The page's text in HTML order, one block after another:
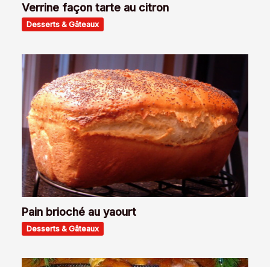
Verrine façon tarte au citron
Desserts & Gâteaux
Pain brioché au yaourt
Desserts & Gâteaux